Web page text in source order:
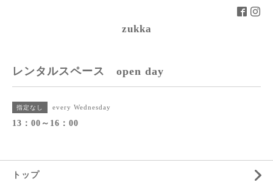
zukka
レンタルスペース open day
指定なし every Wednesday
13：00～16：00
トップ